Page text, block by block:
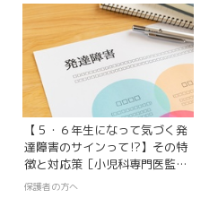
【５・６年生になって気づく発
達障害のサインって⁉】その特
徴と対応策［小児科専門医監
修］
保護者の方へ